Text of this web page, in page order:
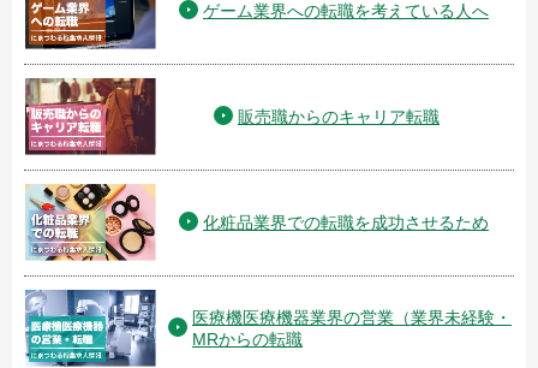
ゲーム業界への転職を考えている人へ
販売職からのキャリア転職
化粧品業界での転職を成功させるため
医療機医療機器業界の営業（業界未経験・
MRからの転職